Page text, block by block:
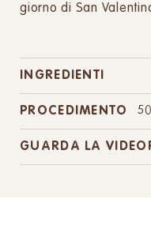
giorno di San
INGREDIENTI
PROCEDIMENTO
GUARDA LA